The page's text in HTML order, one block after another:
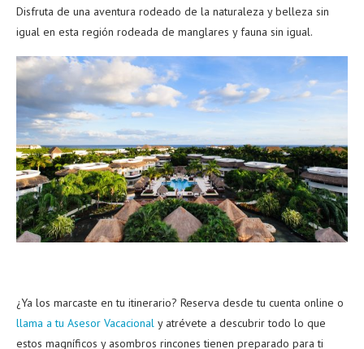
Disfruta de una aventura rodeado de la naturaleza y belleza sin
igual en esta región rodeada de manglares y fauna sin igual.
¿Ya los marcaste en tu itinerario? Reserva desde tu cuenta online o
llama a tu Asesor Vacacional y atrévete a descubrir todo lo que
estos magníficos y asombros rincones tienen preparado para ti